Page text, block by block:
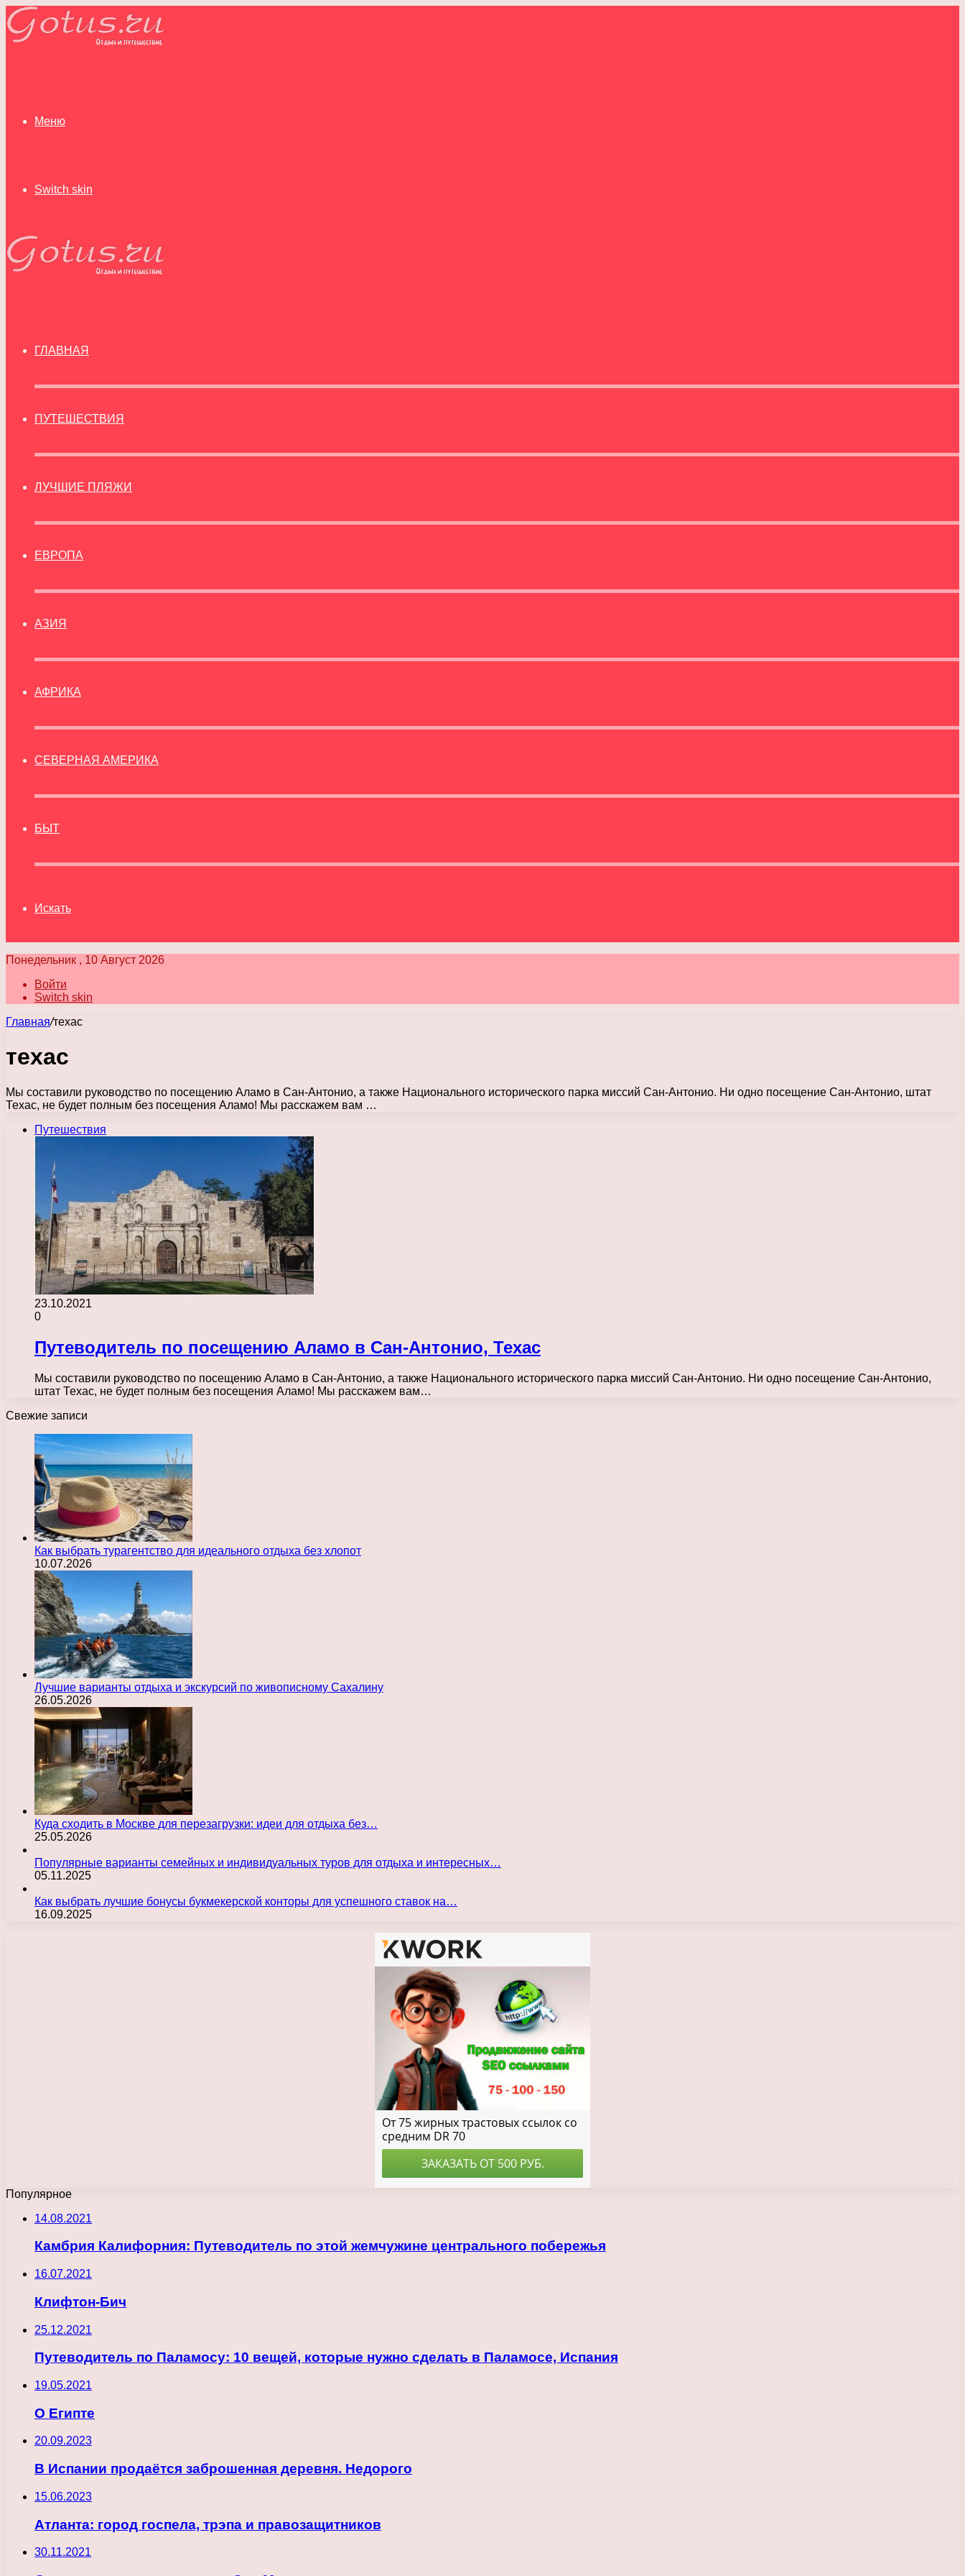
Меню
Switch skin
ГЛАВНАЯ
ПУТЕШЕСТВИЯ
ЛУЧШИЕ ПЛЯЖИ
ЕВРОПА
АЗИЯ
АФРИКА
СЕВЕРНАЯ АМЕРИКА
БЫТ
Искать
Понедельник , 10 Август 2026
Войти
Switch skin
Главная/техас
техас
Мы составили руководство по посещению Аламо в Сан-Антонио, а также Национального исторического парка миссий Сан-Антонио. Ни одно посещение Сан-Антонио, штат
Техас, не будет полным без посещения Аламо! Мы расскажем вам …
Путешествия
23.10.2021
0
Путеводитель по посещению Аламо в Сан-Антонио, Техас
Мы составили руководство по посещению Аламо в Сан-Антонио, а также Национального исторического парка миссий Сан-Антонио. Ни одно посещение Сан-Антонио,
штат Техас, не будет полным без посещения Аламо! Мы расскажем вам…
Свежие записи
Как выбрать турагентство для идеального отдыха без хлопот
10.07.2026
Лучшие варианты отдыха и экскурсий по живописному Сахалину
26.05.2026
Куда сходить в Москве для перезагрузки: идеи для отдыха без…
25.05.2026
Популярные варианты семейных и индивидуальных туров для отдыха и интересных…
05.11.2025
Как выбрать лучшие бонусы букмекерской конторы для успешного ставок на…
16.09.2025
Популярное
14.08.2021
Камбрия Калифорния: Путеводитель по этой жемчужине центрального побережья
16.07.2021
Клифтон-Бич
25.12.2021
Путеводитель по Паламосу: 10 вещей, которые нужно сделать в Паламосе, Испания
19.05.2021
О Египте
20.09.2023
В Испании продаётся заброшенная деревня. Недорого
15.06.2023
Атланта: город госпела, трэпа и правозащитников
30.11.2021